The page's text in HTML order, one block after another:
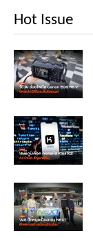
Hot Issue